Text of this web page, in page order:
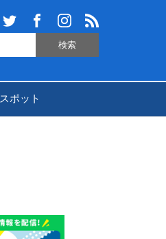
スポット